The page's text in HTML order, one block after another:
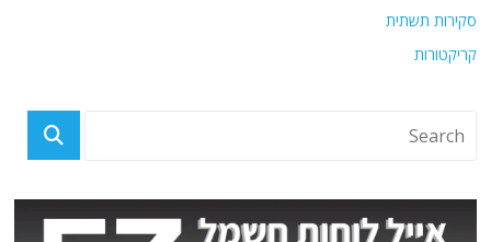
סקירות תשתית
קריקטורות